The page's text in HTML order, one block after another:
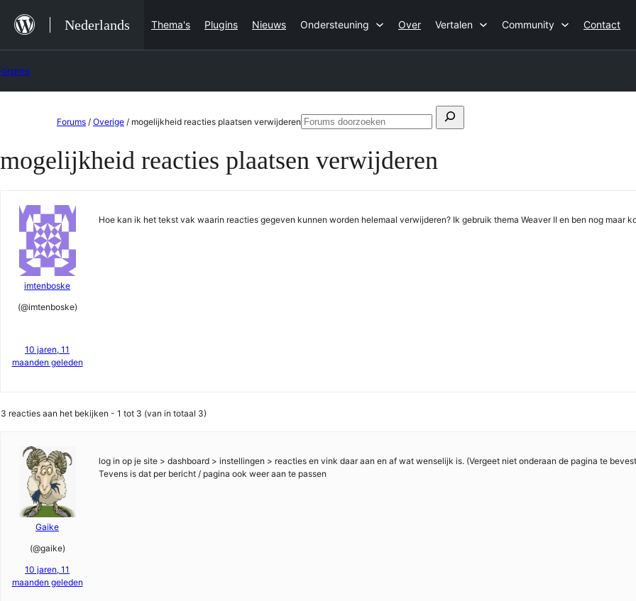
naar
de
inhoud
Nederlands Thema's Plugins Nieuws Ondersteuning Over Vertalen Community Contact
de
Forums / Overige / mogelijkheid reacties plaatsen verwijderenZoeken
Forums
mogelijkheid reacties plaatsen verwijderen
imtenboske
(@imtenboske)
10 jaren, 11
maanden geleden
Hoe kan ik het tekst vak waarin reacties gegeven kunnen worden helemaal verwijderen? Ik gebruik thema Weaver II en ben nog maar
3 reacties aan het bekijken - 1 tot 3 (van in totaal 3)
Gaike
(@gaike)
10 jaren, 11
maanden geleden
log in op je site > dashboard > instellingen > reacties en vink daar aan en af wat wenselijk is. (Vergeet niet onderaan de pagina te
Tevens is dat per bericht / pagina ook weer aan te passen